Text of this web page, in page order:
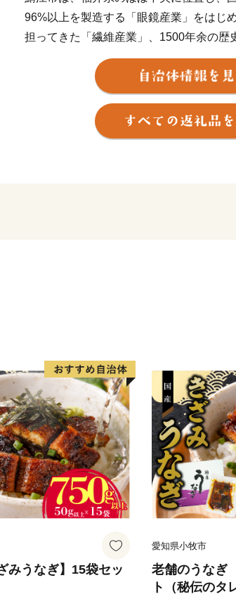
96%以上を製造する「眼鏡産業」をはじ
担ってきた「繊維産業」、1500年余の歴
器の8割を占める「漆器産業」、そして
が集積した「ものづくりのまち」です。
近年では長年のメガネ製造で培った金属
スマートグラス等の分野にも進出してい
古墳の多い古代ロマンのまちであり、近
した地域には当時をしのぶ街並みが残っ
〈プライバシーポリシー（個人情報保護
お客様からいただいた個人情報は、鯖江
関係法令で定められた場合を除き、第三
りすることはございません。なお、お客
は、商品の発送、事務連絡、いただいた
する報告、鯖江市が主催・出展するふる
の提供及び鯖江市のふるさと納税に関す
せていただき、その手段として、電子メ
御不明な点や、電子メールの配信又は資
ございましたら、ふるさと納税担当
みうなぎ】15袋セッ
愛知県小牧市
老舗のうなぎ
ト（秘伝のタ